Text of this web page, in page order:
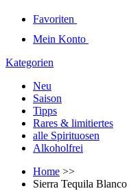
Favoriten
Mein Konto
Kategorien
Neu
Saison
Tipps
Rares & limitiertes
alle Spirituosen
Alkoholfrei
Home >>
Sierra Tequila